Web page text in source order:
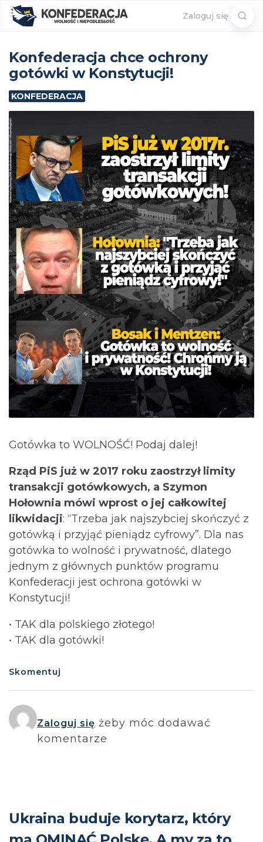
Zaloguj się
Konfederacja chce ochrony
gotówki w Konstytucji!
KONFEDERACJA
Gotówka to WOLNOŚĆ! Podaj dalej!
Rząd PiS już w 2017 roku zaostrzył limity
transakcji gotówkowych, a Szymon
Hołownia mówi wprost o jej całkowitej
likwidacji: “Trzeba jak najszybciej skończyć z
gotówką i przyjąć pieniądz cyfrowy”. Dla nas
gotówka to wolność i prywatność, dlatego
jednym z głównych punktów programu
Konfederacji jest ochrona gotówki w
Konstytucji!
• TAK dla polskiego złotego!
• TAK dla gotówki!
Skomentuj
Zaloguj się żeby móc dodawać
komentarze
Ukraina buduje korytarz, który